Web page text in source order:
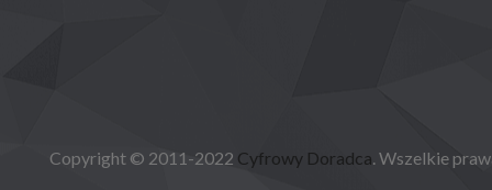
Copyright © 2011-2022 Cyfrowy Doradca. Wszelkie